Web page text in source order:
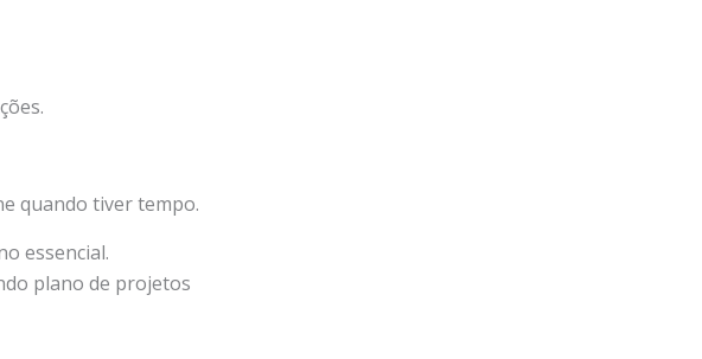
quando tiver tempo.
essencial.
plano de projetos